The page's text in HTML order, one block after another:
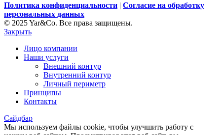
Политика конфиденциальности | Согласие на обработку
персональных данных
© 2025 Yar&Co. Все права защищены.
Закрыть
Лицо компании
Наши услуги
Внешний контур
Внутренний контур
Личный периметр
Принципы
Контакты
Сайдбар
Мы используем файлы cookie, чтобы улучшить работу с